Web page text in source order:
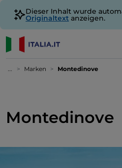
Dieser Inhalt wurde
Originaltext anzeigen.
... Marken Montedinove
Montedinove